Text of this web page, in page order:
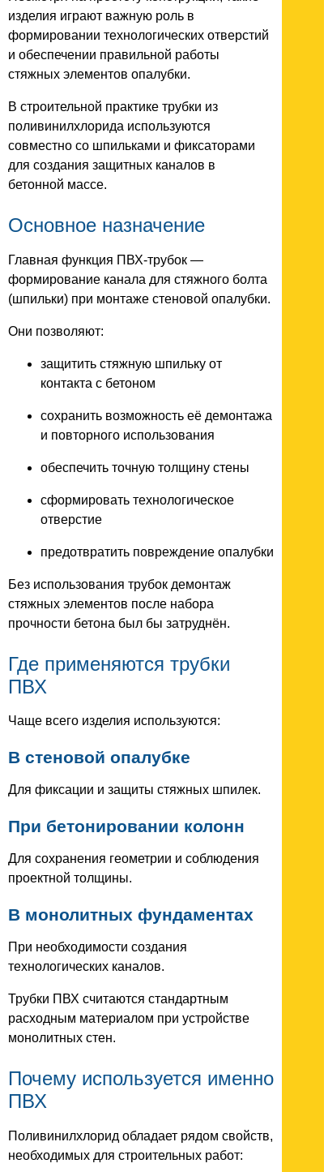
изделия играют важную роль в
формировании технологических отверстий
и обеспечении правильной работы
стяжных элементов опалубки.
В строительной практике трубки из
поливинилхлорида используются
совместно со шпильками и фиксаторами
для создания защитных каналов в
бетонной массе.
Основное назначение
Главная функция ПВХ-трубок —
формирование канала для стяжного болта
(шпильки) при монтаже стеновой опалубки.
Они позволяют:
защитить стяжную шпильку от
контакта с бетоном
сохранить возможность её демонтажа
и повторного использования
обеспечить точную толщину стены
сформировать технологическое
отверстие
предотвратить повреждение опалубки
Без использования трубок демонтаж
стяжных элементов после набора
прочности бетона был бы затруднён.
Где применяются трубки
ПВХ
Чаще всего изделия используются:
В стеновой опалубке
Для фиксации и защиты стяжных шпилек.
При бетонировании колонн
Для сохранения геометрии и соблюдения
проектной толщины.
В монолитных фундаментах
При необходимости создания
технологических каналов.
Трубки ПВХ считаются стандартным
расходным материалом при устройстве
монолитных стен.
Почему используется именно
ПВХ
Поливинилхлорид обладает рядом свойств,
необходимых для строительных работ: